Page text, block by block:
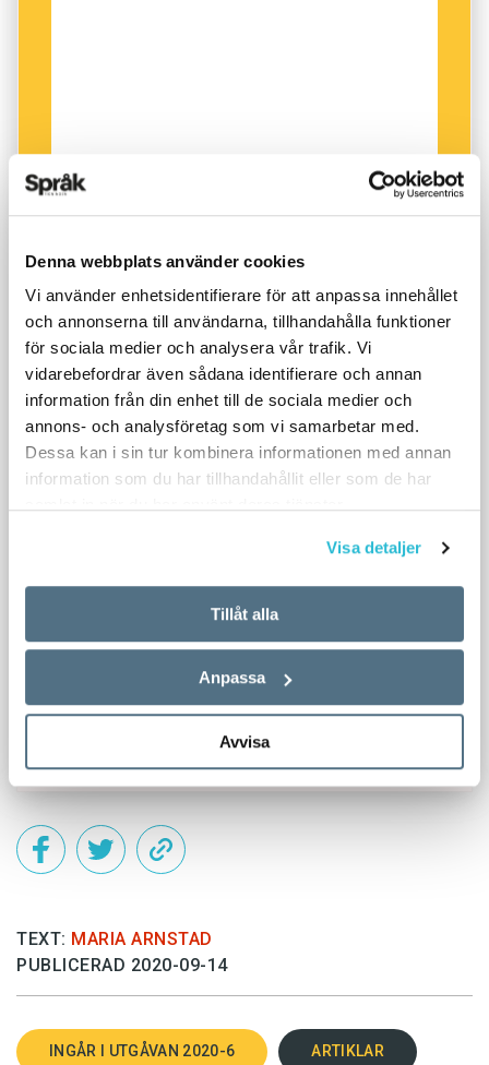
Denna webbplats använder cookies
Vi använder enhetsidentifierare för att anpassa innehållet
och annonserna till användarna, tillhandahålla funktioner
för sociala medier och analysera vår trafik. Vi
vidarebefordrar även sådana identifierare och annan
information från din enhet till de sociala medier och
annons- och analysföretag som vi samarbetar med.
Dessa kan i sin tur kombinera informationen med annan
information som du har tillhandahållit eller som de har
Visa detaljer
Tillåt alla
Anpassa
Avvisa
TEXT: MARIA ARNSTAD
PUBLICERAD 2020-09-14
INGÅR I UTGÅVAN 2020-6 ARTIKLAR